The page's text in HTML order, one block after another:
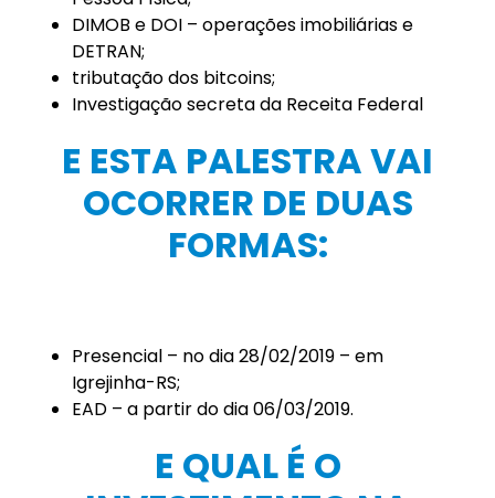
DIMOB e DOI – operações imobiliárias e
DETRAN;
tributação dos bitcoins;
Investigação secreta da Receita Federal
E ESTA PALESTRA VAI
OCORRER DE DUAS
FORMAS:
Presencial – no dia 28/02/2019 – em
Igrejinha-RS;
EAD – a partir do dia 06/03/2019.
E QUAL É O